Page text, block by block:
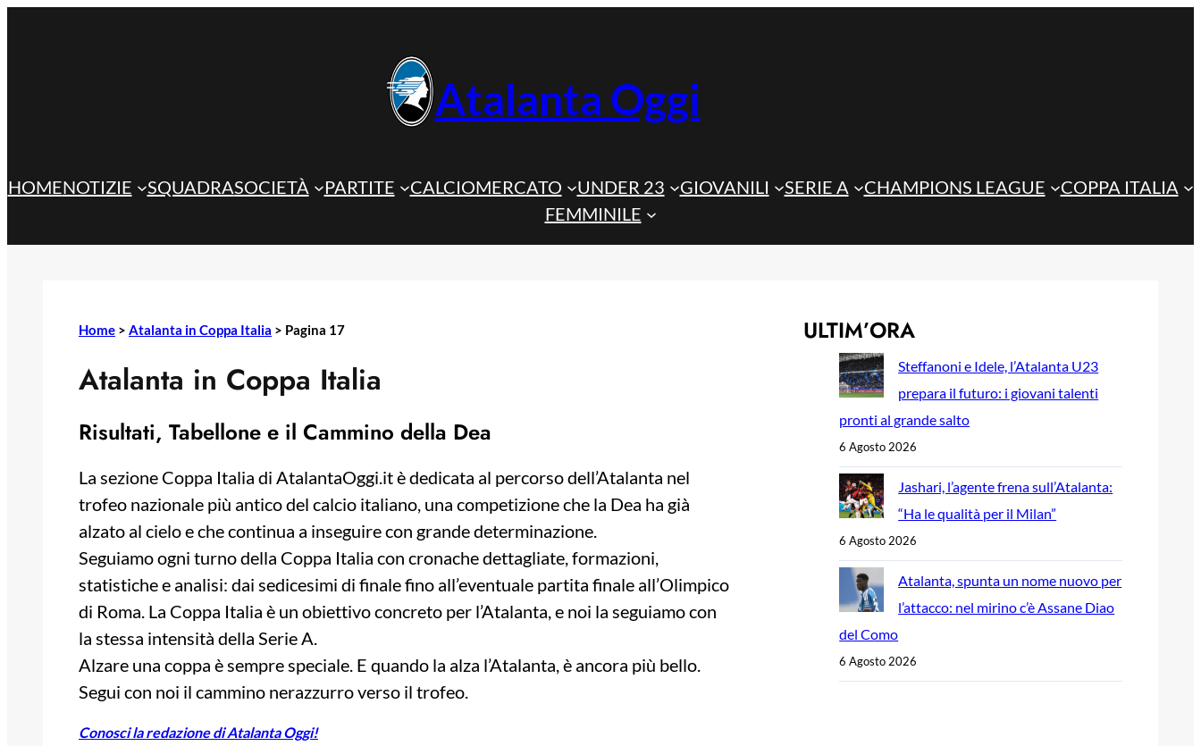
Atalanta Oggi
HOMENOTIZIE SQUADRASOCIETÀ PARTITE CALCIOMERCATO UNDER 23 GIOVANILI SERIE A CHAMPIONS LEAGUE
COPPA ITALIA
FEMMINILE
Home > Atalanta in Coppa Italia > Pagina 17
Atalanta in Coppa Italia
Risultati, Tabellone e il Cammino della Dea
La sezione Coppa Italia di AtalantaOggi.it è dedicata al percorso dell’Atalanta nel
trofeo nazionale più antico del calcio italiano, una competizione che la Dea ha già
alzato al cielo e che continua a inseguire con grande determinazione.
Seguiamo ogni turno della Coppa Italia con cronache dettagliate, formazioni,
statistiche e analisi: dai sedicesimi di finale fino all’eventuale partita finale all’Olimpico
di Roma. La Coppa Italia è un obiettivo concreto per l’Atalanta, e noi la seguiamo con
la stessa intensità della Serie A.
Alzare una coppa è sempre speciale. E quando la alza l’Atalanta, è ancora più bello.
Segui con noi il cammino nerazzurro verso il trofeo.
Conosci la redazione di Atalanta Oggi!
ULTIM’ORA
Steffanoni e Idele, l’Atalanta U23
prepara il futuro: i giovani talenti
pronti al grande salto
6 Agosto 2026
Jashari, l’agente frena sull’Atalanta:
“Ha le qualità per il Milan”
6 Agosto 2026
Atalanta, spunta un nome nuovo per
l’attacco: nel mirino c’è Assane Diao
del Como
6 Agosto 2026